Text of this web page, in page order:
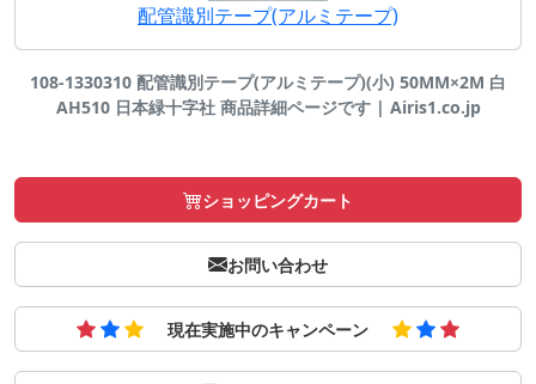
配管識別テープ(アルミテープ)
108-1330310 配管識別テープ(アルミテープ)(小) 50MM×2M 白
AH510 日本緑十字社 商品詳細ページです | Airis1.co.jp
ショッピングカート
お問い合わせ
現在実施中のキャンペーン